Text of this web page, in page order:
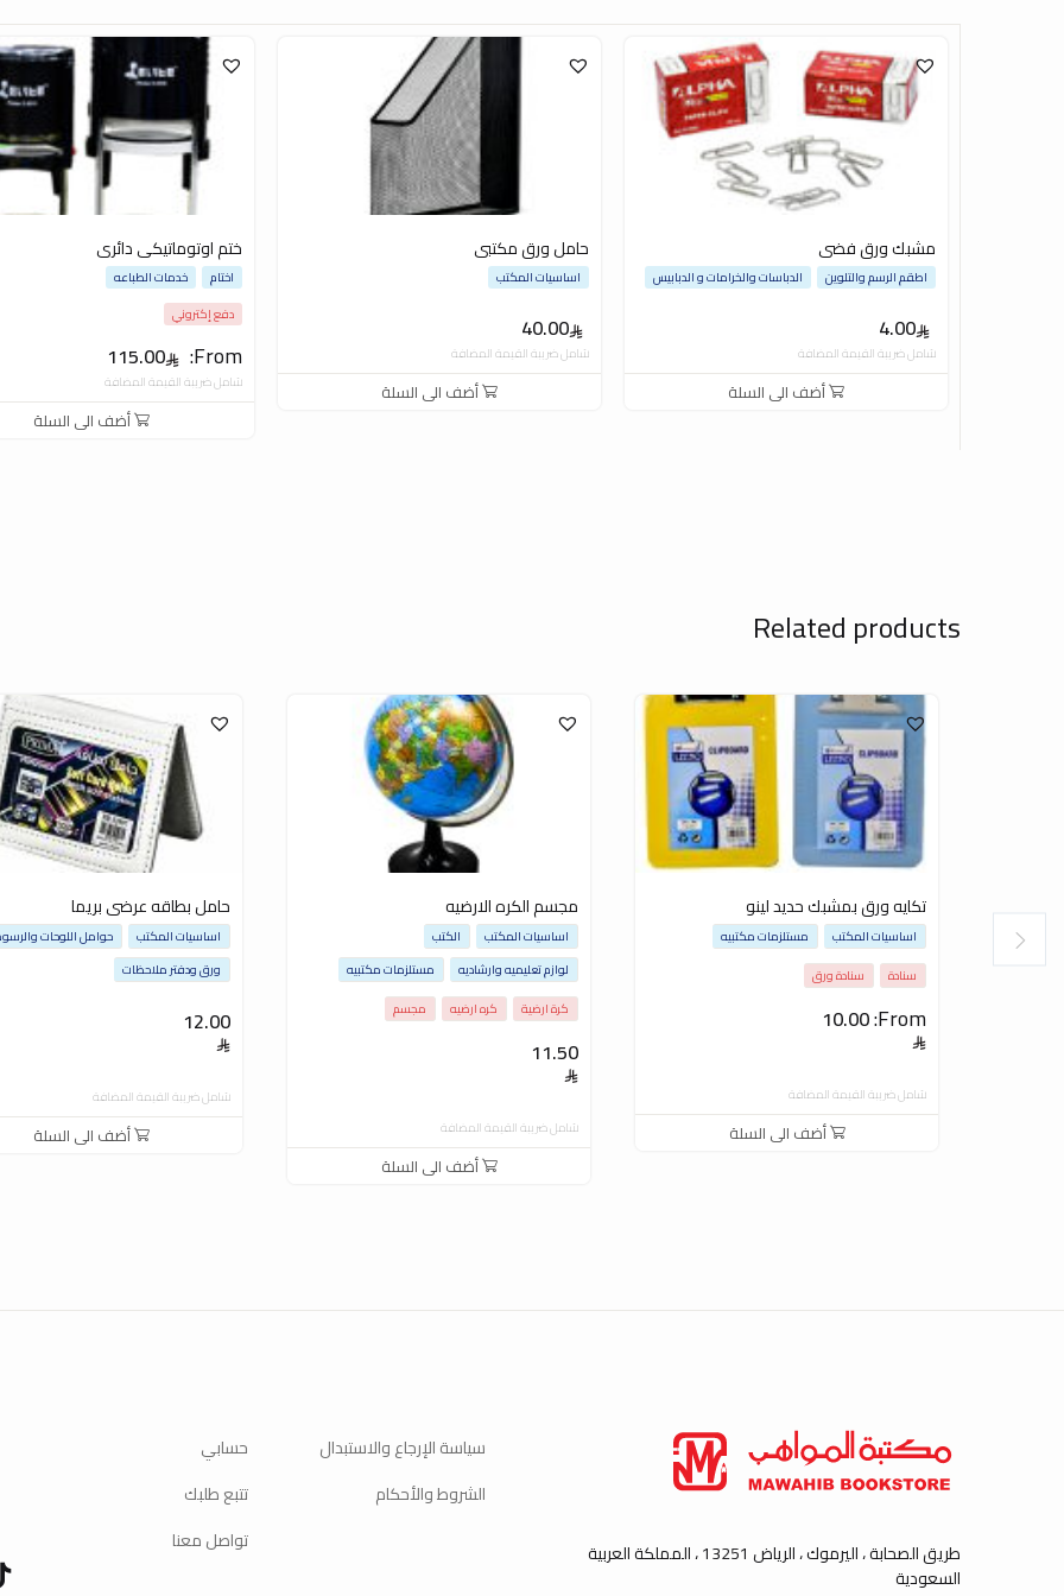
مشبك ورق فضى
4.00
اطقم الرسم والتلوين الدباسات والخرامات و الدبابيس
شامل ضريبة القيمة المضافة
أضف الى السلة
حامل ورق مكتبى
40.00
اساسيات المكتب
شامل ضريبة القيمة المضافة
أضف الى السلة
ختم اوتوماتيكى دائرى
From:
115.00
اختام
خدمات الطباعه
دفع إكتروني
شامل ضريبة القيمة المضافة
أضف الى السلة
Related products
تكايه ورق بمشبك حديد لينو
From:
10.00
اساسيات المكتب
مستلزمات مكتبيه
سنادة
سنادة ورق
شامل ضريبة القيمة المضافة
أضف الى السلة
مجسم الكره الارضيه
11.50
اساسيات المكتب
الكتب
لوازم تعليميه وارشاديه
مستلزمات مكتبيه
كرة ارضية
كره ارضيه مجسم
شامل ضريبة القيمة المضافة
أضف الى السلة
حامل بطاقه عرضى بريما
12.00
اساسيات المكتب
حوامل اللوحات
ورق ودفتر ملاحظات
شامل ضريبة القيمة المضافة
أضف الى السلة
طريق الصحابة ، اليرموك ، الرياض 13251 ، المملكة العربية
السعودية
سياسة الإرجاع والاستبدال
الشروط والأحكام
حسابي
تتبع طلبك
تواصل معنا